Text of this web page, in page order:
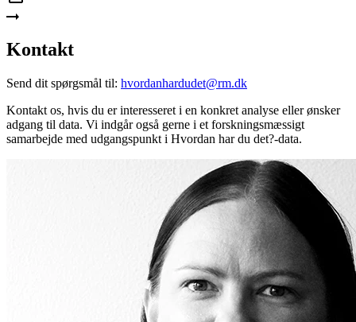
Kontakt
Send dit spørgsmål til: hvordanhardudet@rm.dk
Kontakt os, hvis du er interesseret i en konkret analyse eller ønsker
adgang til data. Vi indgår også gerne i et forskningsmæssigt
samarbejde med udgangspunkt i Hvordan har du det?-data.